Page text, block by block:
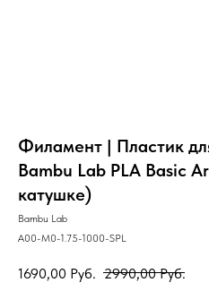
Филамент | Пластик
Bambu Lab PLA Basic
катушке)
Bambu Lab
A00-M0-1.75-1000-SPL
1690,00 Руб. 2990,00 Руб.